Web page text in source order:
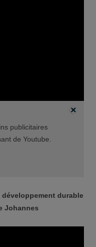
publicitaires
de Youtube.
durable
Johannes